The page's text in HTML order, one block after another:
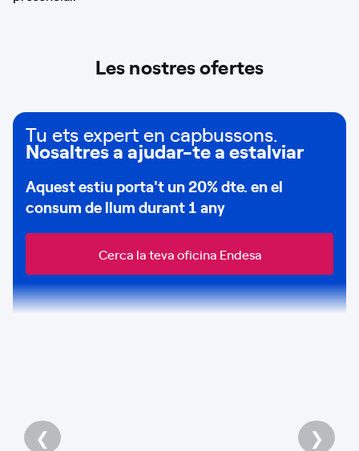
Les nostres ofertes
Tu ets expert en capbussons.
Nosaltres a ajudar-te a estalviar
Aquest estiu porta't un20% dte.en el
consum dellum durant 1 any
Cerca la teva oficina Endesa
❮ ❯